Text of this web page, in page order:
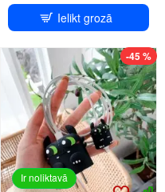
Ielikt grozā
Ir noliktavā
-45 %